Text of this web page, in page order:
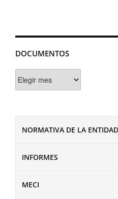
DOCUMENTOS
NORMATIVA DE LA
INFORMES
MECI